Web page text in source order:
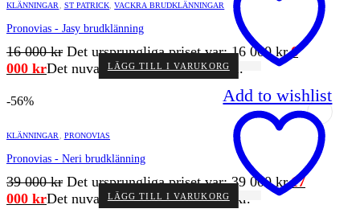
Add to wishlist
LÄGG TILL I VARUKORG
KLÄNNINGAR, ST PATRICK,VACKRA BRUDKLÄNNINGAR
Pronovias - Jasy brudklänning
16 000kr Det ursprungliga priset var: 16 000 kr.6
000 krDet nuvarande priset är: 6 000 kr.
-56%
LÄGG TILL I VARUKORG
KLÄNNINGAR PRONOVIAS
Pronovias - Neri brudklänning
39 000kr Det ursprungliga priset var: 39 000 kr.17
000 krDet nuvarande priset är: 17 000 kr.